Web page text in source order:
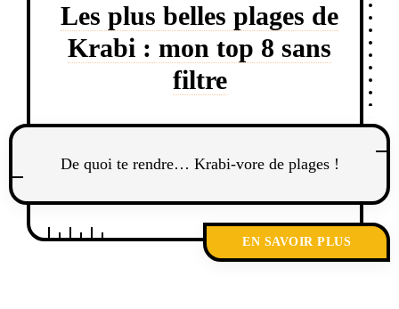
Les plus belles plages de
Krabi : mon top 8 sans
filtre
De quoi te rendre… Krabi-vore de plages !
EN SAVOIR PLUS